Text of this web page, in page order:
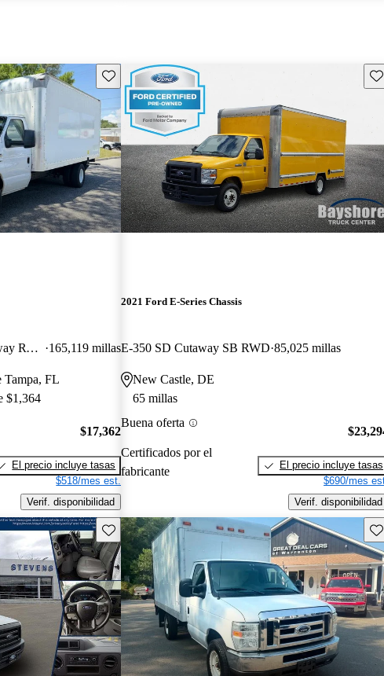
Guarda este Aviso
E-350 Super Duty 138 Cutaway RWD 165,119 millas
Tampa, FL
$1,364
$17,362
El precio incluye tasas
$518/mes est.
Verif. disponibilidad
2021 Ford E-Series Chassis
E-350 SD Cutaway SB RWD 85,025 millas
New Castle, DE
65 millas
Buena oferta
Certificados por el
fabricante
El precio incluye tasas
$690/mes
Verif. disponibilidad
Guarda este Aviso